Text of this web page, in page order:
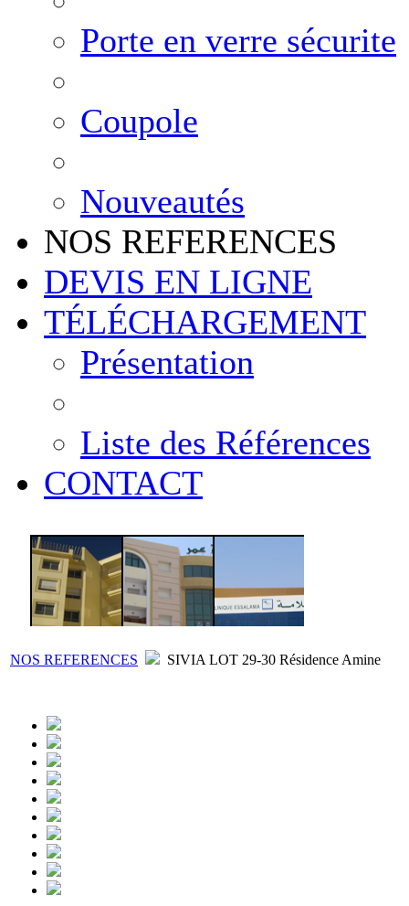
Porte en verre sécurite
Coupole
Nouveautés
NOS REFERENCES
DEVIS EN LIGNE
TÉLÉCHARGEMENT
Présentation
Liste des Références
CONTACT
NOS REFERENCES SIVIA LOT 29-30 Résidence Amine